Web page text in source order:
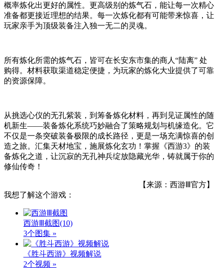
概率炼化出更好的属性。更高级别的炼气石，能让每一次精心
准备都更接近理想的结果。每一次炼化都有可能带来惊喜，让
玩家亲手为顶级装备注入独一无二的灵魂。
所有炼化所需的炼气石，皆可在长安东市集的商人“陆离” 处
购得。材料获取渠道稳定便捷，为玩家的炼化大业提供了可靠
的资源保障。
从挑选心仪的无孔紫装，到筹备炼化材料，再到见证属性的随
机新生——装备炼化系统巧妙融合了策略规划与机缘造化。它
不仅是一条突破装备极限的成长路径，更是一场充满惊喜的创
造之旅。汇集天材地宝，施展炼化玄功！掌握《西游3》的装
备炼化之道，让沉寂的无孔神兵绽放隐藏光华，铸就属于你的
修仙传奇！
【来源：西游Ⅲ官方】
我想了解这个游戏：
西游Ⅲ截图(10)
3个图集 »
《胜斗西游》视频解说
2个视频 »